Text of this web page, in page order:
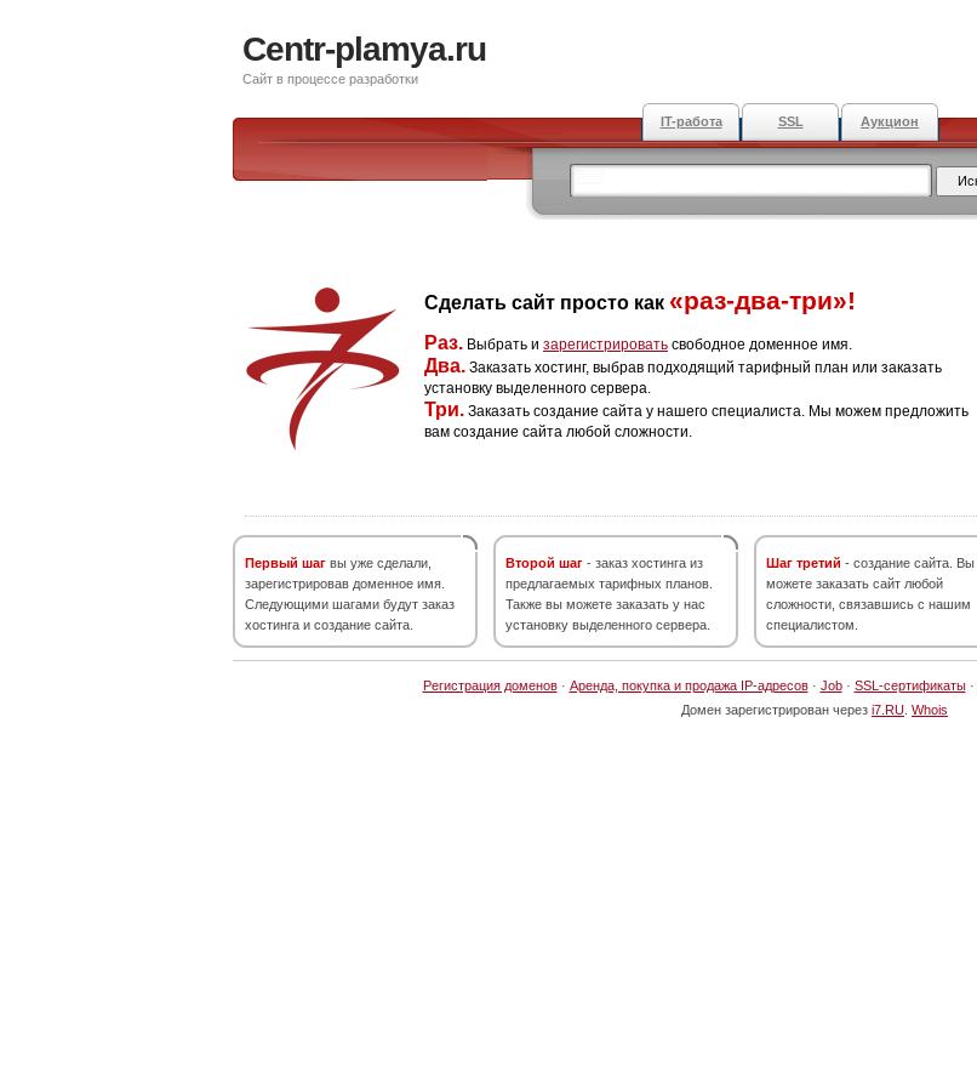
Centr-plamya.ru
Сайт в процессе разработки
IT-работа SSL Аукцион
Сделать сайт просто как «раз-два-три»!
Раз. Выбрать и зарегистрировать свободное доменное имя.
Два. Заказать хостинг, выбрав подходящий тарифный план или заказать
установку выделенного сервера.
Три. Заказать создание сайта у нашего специалиста. Мы можем предложить
вам создание сайта любой сложности.
Первый шаг вы уже сделали,
зарегистрировав доменное имя.
Следующими шагами будут заказ
хостинга и создание сайта.
Второй шаг - заказ хостинга из
предлагаемых тарифных планов.
Также вы можете заказать у нас
установку выделенного сервера.
Шаг третий - создание сайта. Вы
можете заказать сайт любой
сложности, связавшись с нашим
специалистом.
Регистрация доменов· Аренда, покупка и продажа IP-адресов· Job· SSL-сертификаты·
Домен зарегистрирован через i7.RU Whois